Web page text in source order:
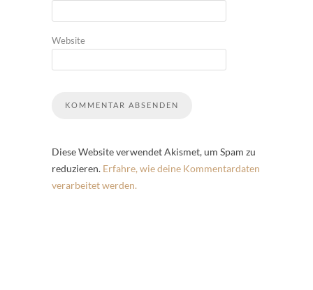
Website
Diese Website verwendet Akismet, um Spam zu
reduzieren. Erfahre, wie deine Kommentardaten
verarbeitet werden.